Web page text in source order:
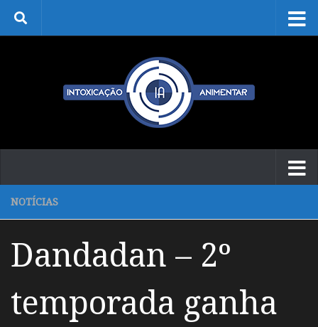
Skip to content
NOTÍCIAS
Dandadan – 2º
temporada ganha